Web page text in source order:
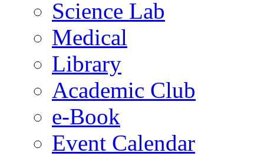
Science Lab
Medical
Library
Academic Club
e-Book
Event Calendar